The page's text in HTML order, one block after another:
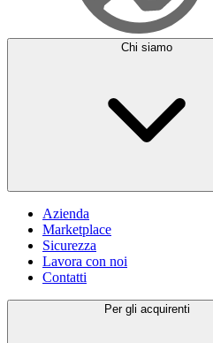
Chi siamo
Azienda
Marketplace
Sicurezza
Lavora con noi
Contatti
Per gli acquirenti